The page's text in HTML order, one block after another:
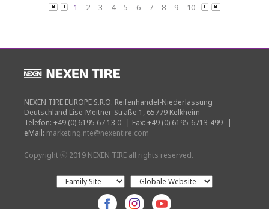
1 2 3 4 5 6 7 8 9 10
NEXEN TIRE EUROPE S.R.O. Reifenhandel-Niederlassung
Deutschland Lise-Meitner-Straße 1, 65779 Kelkheim
Telefon: +49 (0) 6195 67 13 0
| Fax: +49 (0) 6195-6713-499
|
eMail: marketing.nte@nexentire.com
Copyright ⓒ 2019 NEXEN TIRE all rights reserved.